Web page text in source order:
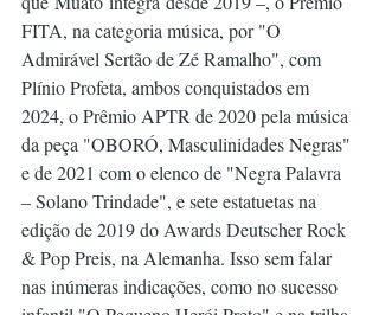
FITA, na categoria música, por "O
Admirável Sertão de Zé Ramalho", com
Plínio Profeta, ambos conquistados em
2024, o Prêmio APTR de 2020 pela música
da peça "OBORÓ, Masculinidades Negras"
e de 2021 com o elenco de "Negra Palavra
– Solano Trindade", e sete estatuetas na
edição de 2019 do Awards Deutscher Rock
& Pop Preis, na Alemanha. Isso sem falar
nas inúmeras indicações, como no sucesso